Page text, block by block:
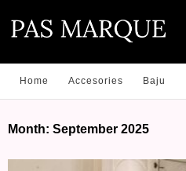
Home Accesories Baju
Month: September 2025